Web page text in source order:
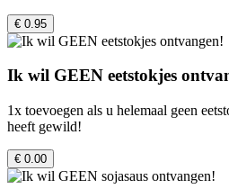
€ 0.95
Ik wil GEEN eetstokjes
1x toevoegen als u helemaal geen
heeft gewild!
€ 0.00